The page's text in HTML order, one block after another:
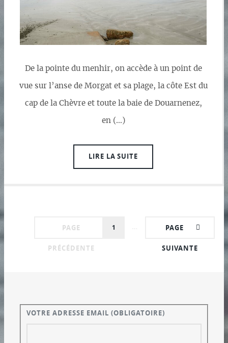
De la pointe du menhir, on accède à un point de
vue sur l’anse de Morgat et sa plage, la côte Est du
cap de la Chèvre et toute la baie de Douarnenez,
en (…)
LIRE LA SUITE
PAGE
PRÉCÉDENTE
1 PAGE
SUIVANTE
VOTRE ADRESSE EMAIL(OBLIGATOIRE)